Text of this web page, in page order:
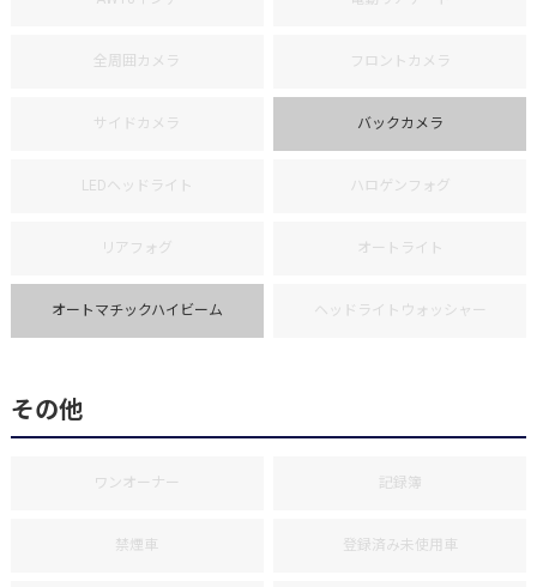
全周囲カメラ フロントカメラ
サイドカメラ バックカメラ
LEDヘッドライト ハロゲンフォグ
リアフォグ オートライト
オートマチックハイビーム ヘッドライトウォッシャー
その他
ワンオーナー 記録簿
禁煙車 登録済み未使用車